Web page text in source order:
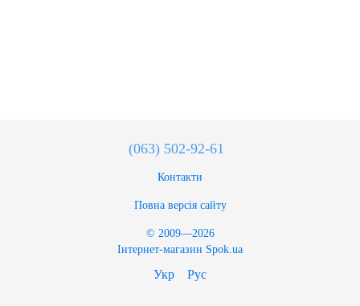
(063) 502-92-61
Контакти
Повна версія сайту
© 2009—2026
Інтернет-магазин Spok.ua
Укр Рус